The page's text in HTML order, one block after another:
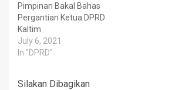
Pimpinan Bakal Bahas
Pergantian Ketua DPRD
Kaltim
July 6, 2021
In "DPRD"
Silakan Dibagikan